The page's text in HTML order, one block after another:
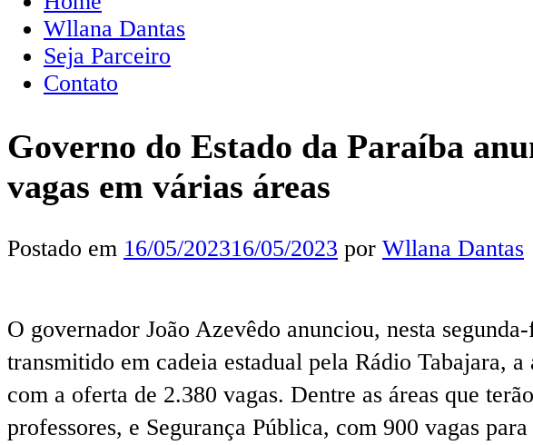
Wllana Dantas
Seja Parceiro
Contato
Governo do Estado da Paraíba
vagas em várias áreas
Postado em 16/05/202316/05/2023 por Wllana Dantas
O governador João Azevêdo anunciou, nesta
transmitido em cadeia estadual pela Rádio Tabajara,
com a oferta de 2.380 vagas. Dentre as áreas que
professores, e Segurança Pública, com 900 vagas